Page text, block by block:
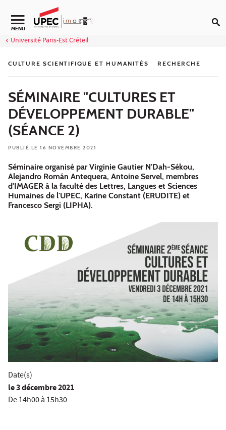
Aller au contenu
Navigation secondaire
MENU
Université Paris-Est Créteil
CULTURE SCIENTIFIQUE ET HUMANITÉS RECHERCHE
SÉMINAIRE "CULTURES ET
DÉVELOPPEMENT DURABLE"
(SÉANCE 2)
PUBLIÉ LE 16 NOVEMBRE 2021
Séminaire organisé par Virginie Gautier N'Dah-Sékou,
Alejandro Román Antequera, Antoine Servel, membres
d'IMAGER à la faculté des Lettres, Langues et Sciences
Humaines de l'UPEC, Karine Constant (ERUDITE) et
Francesco Sergi (LIPHA).
Date(s)
le3 décembre 2021
De 14h00 à 15h30